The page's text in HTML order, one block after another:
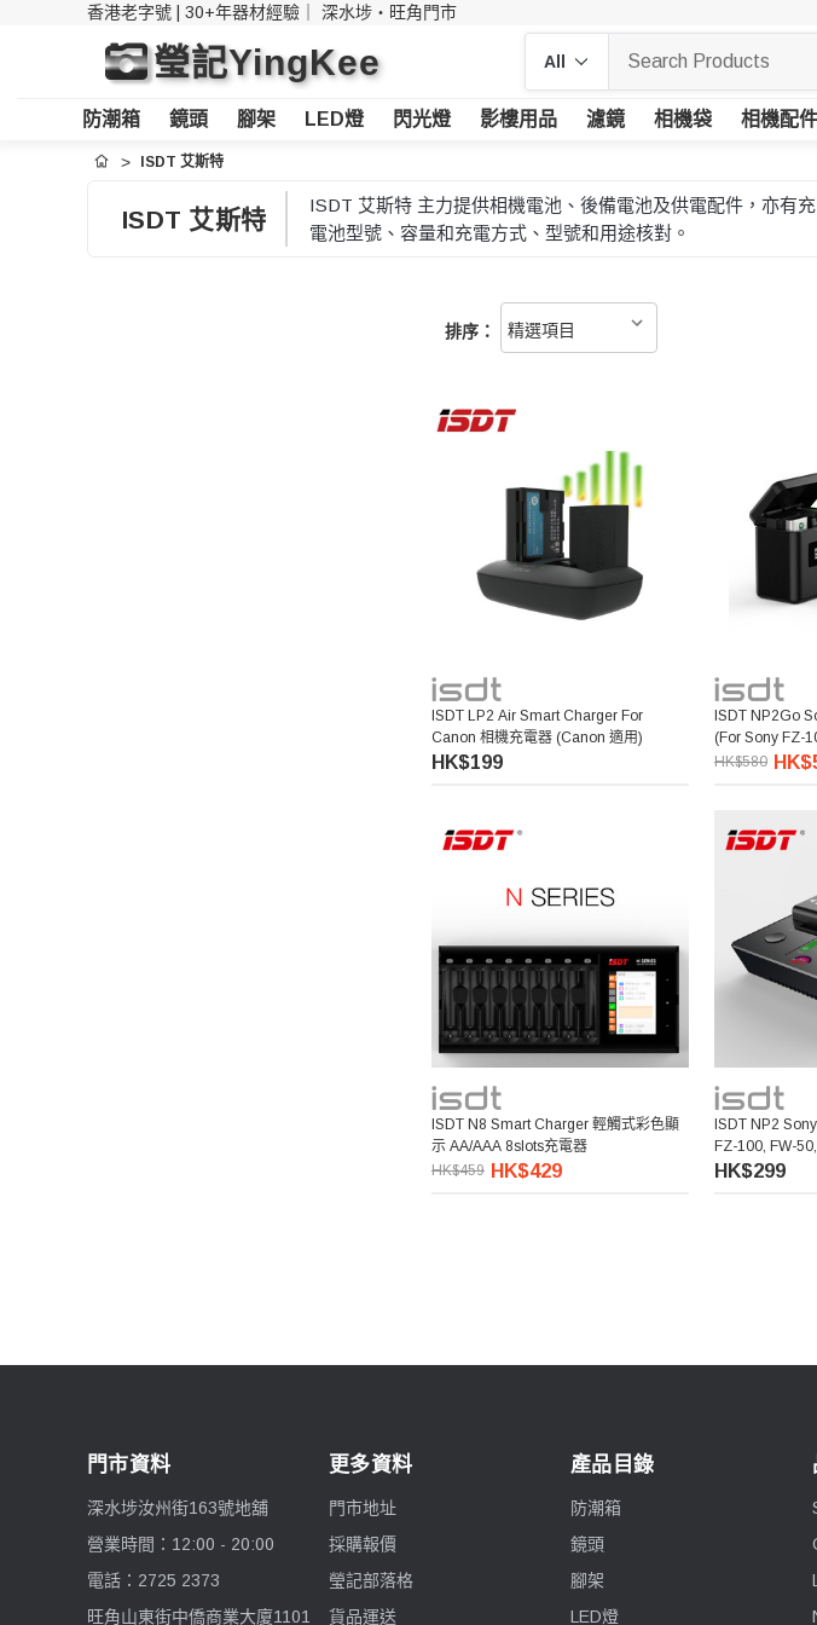
香港老字號 | 30+年器材經驗｜ 深水埗・旺角門市
瑩記YingKee
防潮箱 鏡頭 腳架 LED燈 閃光燈 影樓用品 濾鏡 相機袋 相機配件
首頁 ISDT 艾斯特
ISDT 艾斯特
ISDT 艾斯特 主力提供相機電池、後備電池及供電配件，亦有
電池型號、容量和充電方式、型號和用途核對。
排序：
ISDT LP2 Air Smart Charger For
Canon 相機充電器 (Canon 適用)
HK$199
ISDT NP2Go
(for Sony FZ-
HK$580
ISDT N8 Smart Charger 輕觸式彩色顯
示 AA/AAA 8slots充電器
HK$459 HK$429
ISDT NP2
FZ-100, FW-
HK$299
門市資料
深水埗汝州街163號地舖
營業時間：12:00 - 20:00
電話：2725 2373
旺角山東街中僑商業大廈1101
更多資料
門市地址
採購報價
瑩記部落格
貨品運送
產品目錄
防潮箱
鏡頭
腳架
LED燈